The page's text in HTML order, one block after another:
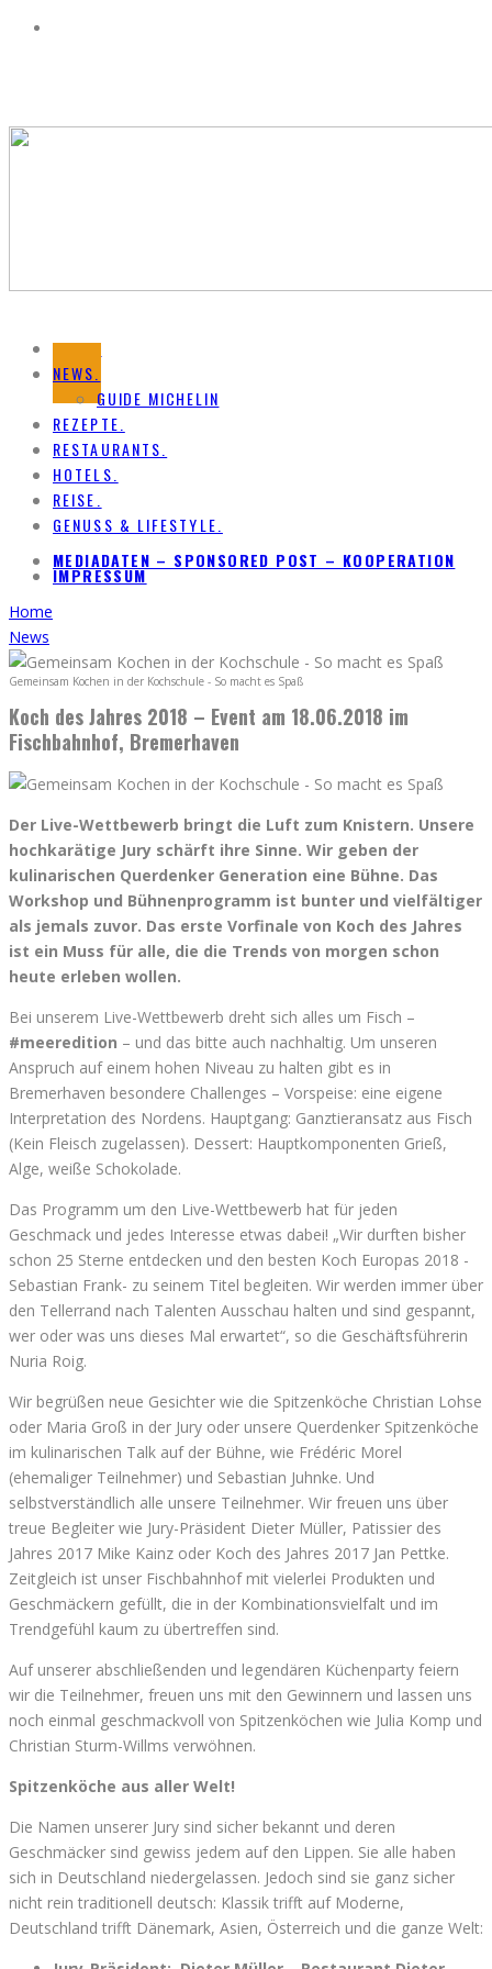
HOME.
NEWS.
GUIDE MICHELIN
REZEPTE.
RESTAURANTS.
HOTELS.
REISE.
GENUSS & LIFESTYLE.
MEDIADATEN – SPONSORED POST – KOOPERATION
IMPRESSUM
Home
News
Gemeinsam Kochen in der Kochschule - So macht es Spaß
Koch des Jahres 2018 – Event am 18.06.2018 im
Fischbahnhof, Bremerhaven
Der Live-Wettbewerb bringt die Luft zum Knistern. Unsere
hochkarätige Jury schärft ihre Sinne. Wir geben der
kulinarischen Querdenker Generation eine Bühne. Das
Workshop und Bühnenprogramm ist bunter und vielfältiger
als jemals zuvor. Das erste Vorfinale von Koch des Jahres
ist ein Muss für alle, die die Trends von morgen schon
heute erleben wollen.
Bei unserem Live-Wettbewerb dreht sich alles um Fisch –
#meeredition – und das bitte auch nachhaltig. Um unseren
Anspruch auf einem hohen Niveau zu halten gibt es in
Bremerhaven besondere Challenges – Vorspeise: eine eigene
Interpretation des Nordens. Hauptgang: Ganztieransatz aus Fisch
(Kein Fleisch zugelassen). Dessert: Hauptkomponenten Grieß,
Alge, weiße Schokolade.
Das Programm um den Live-Wettbewerb hat für jeden
Geschmack und jedes Interesse etwas dabei! „Wir durften bisher
schon 25 Sterne entdecken und den besten Koch Europas 2018 -
Sebastian Frank- zu seinem Titel begleiten. Wir werden immer über
den Tellerrand nach Talenten Ausschau halten und sind gespannt,
wer oder was uns dieses Mal erwartet“, so die Geschäftsführerin
Nuria Roig.
Wir begrüßen neue Gesichter wie die Spitzenköche Christian Lohse
oder Maria Groß in der Jury oder unsere Querdenker Spitzenköche
im kulinarischen Talk auf der Bühne, wie Frédéric Morel
(ehemaliger Teilnehmer) und Sebastian Juhnke. Und
selbstverständlich alle unsere Teilnehmer. Wir freuen uns über
treue Begleiter wie Jury-Präsident Dieter Müller, Patissier des
Jahres 2017 Mike Kainz oder Koch des Jahres 2017 Jan Pettke.
Zeitgleich ist unser Fischbahnhof mit vielerlei Produkten und
Geschmäckern gefüllt, die in der Kombinationsvielfalt und im
Trendgefühl kaum zu übertreffen sind.
Auf unserer abschließenden und legendären Küchenparty feiern
wir die Teilnehmer, freuen uns mit den Gewinnern und lassen uns
noch einmal geschmackvoll von Spitzenköchen wie Julia Komp und
Christian Sturm-Willms verwöhnen.
Spitzenköche aus aller Welt!
Die Namen unserer Jury sind sicher bekannt und deren
Geschmäcker sind gewiss jedem auf den Lippen. Sie alle haben
sich in Deutschland niedergelassen. Jedoch sind sie ganz sicher
nicht rein traditionell deutsch: Klassik trifft auf Moderne,
Deutschland trifft Dänemark, Asien, Österreich und die ganze Welt: